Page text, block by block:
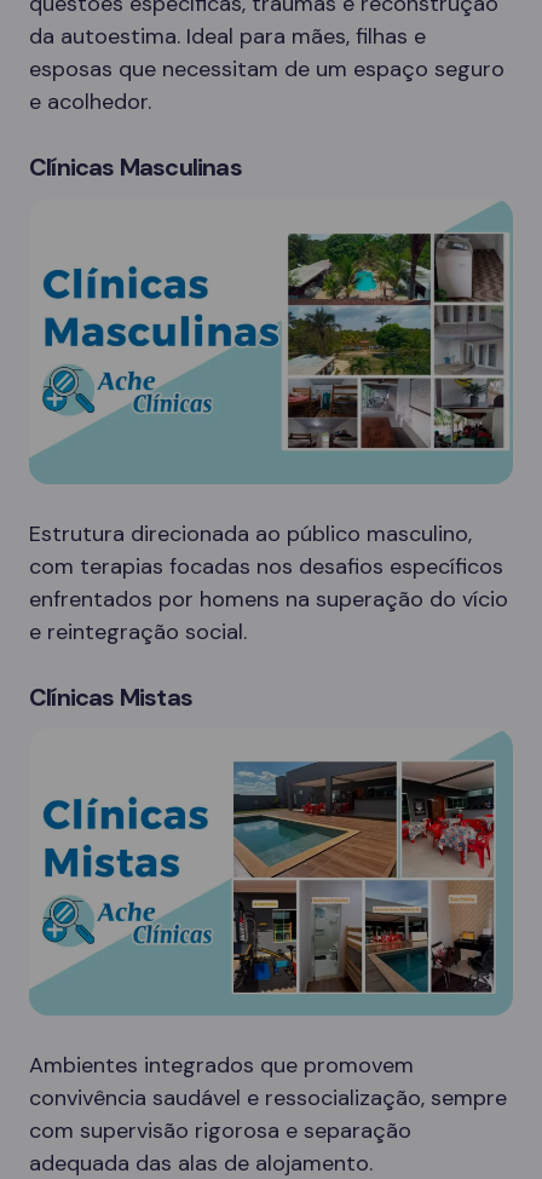
da autoestima. Ideal para mães, filhas e
esposas que necessitam de um espaço seguro
e acolhedor.
Clínicas Masculinas
Estrutura direcionada ao público masculino,
com terapias focadas nos desafios específicos
enfrentados por homens na superação do vício
e reintegração social.
Clínicas Mistas
Ambientes integrados que promovem
convivência saudável e ressocialização, sempre
com supervisão rigorosa e separação
adequada das alas de alojamento.